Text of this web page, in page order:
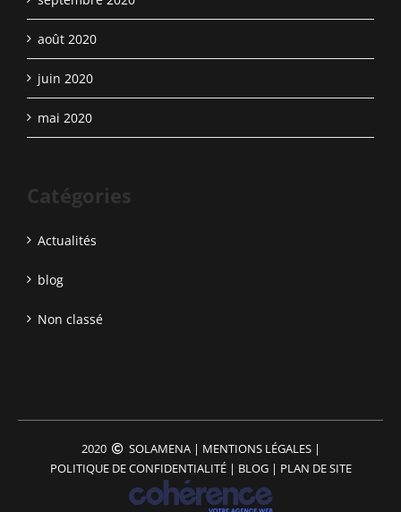
août 2020
juin 2020
mai 2020
Catégories
Actualités
blog
Non classé
2020 SOLAMENA| MENTIONS LÉGALES|
POLITIQUE DE CONFIDENTIALITÉ| BLOG| PLAN DE SITE